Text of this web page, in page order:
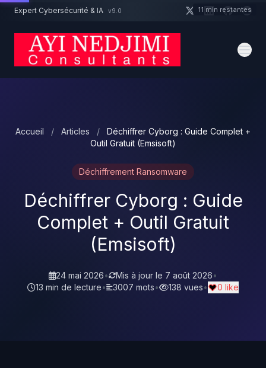
Aller au contenu principal
Expert Cybersécurité & IA v9.0
Accueil / Articles /
Déchiffrer Cyborg : Guide Complet +
Outil Gratuit (Emsisoft)
Déchiffrement Ransomware
Déchiffrer Cyborg : Guide
Complet + Outil Gratuit
(Emsisoft)
24 mai 2026• Mis à jour le 7 août 2026•
13 min de lecture• 3007 mots• 138 vues• 0 like
Un projet cybersécurité ? 11 min restantes